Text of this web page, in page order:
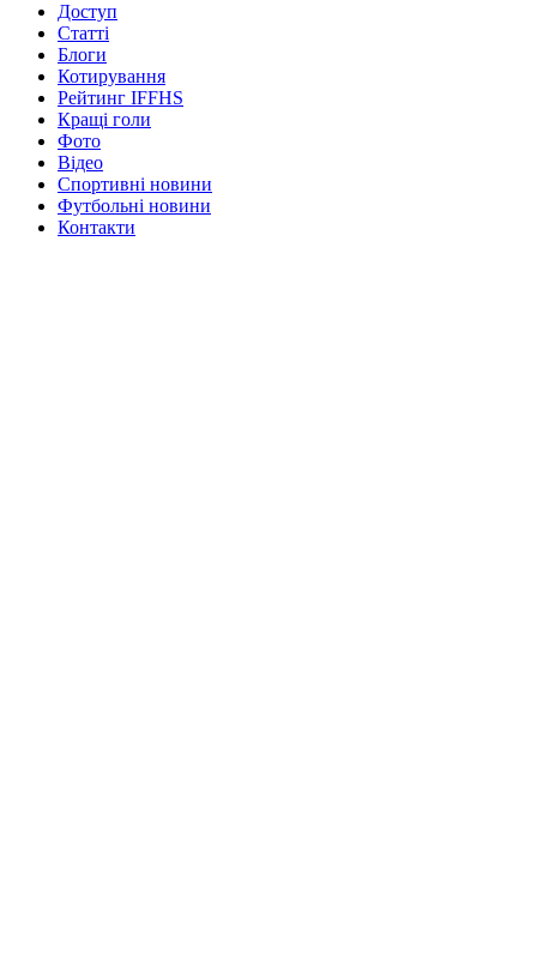
Доступ
Статті
Блоги
Котирування
Рейтинг IFFHS
Кращі голи
Фото
Відео
Спортивні новини
Футбольні новини
Контакти